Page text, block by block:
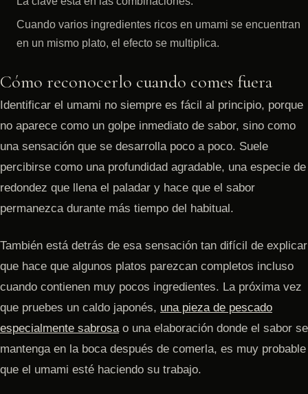
Cuando varios ingredientes ricos en umami se encuentran
en un mismo plato, el efecto se multiplica.
Cómo reconocerlo cuando comes fuera
Identificar el umami no siempre es fácil al principio, porque
no aparece como un golpe inmediato de sabor, sino como
una sensación que se desarrolla poco a poco. Suele
percibirse como una profundidad agradable, una especie de
redondez que llena el paladar y hace que el sabor
permanezca durante más tiempo del habitual.
También está detrás de esa sensación tan difícil de explicar
que hace que algunos platos parezcan completos incluso
cuando contienen muy pocos ingredientes. La próxima vez
que pruebes un caldo japonés, una pieza de pescado
especialmente sabrosa o una elaboración donde el sabor se
mantenga en la boca después de comerla, es muy probable
que el umami esté haciendo su trabajo.